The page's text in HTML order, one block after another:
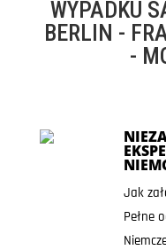
WYPADKU
BERLIN -
-
Jak
Pełne